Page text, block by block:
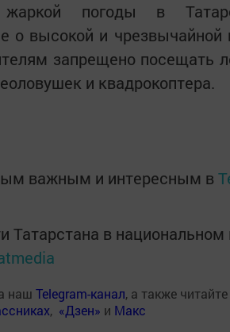
погоды в
о высокой и чрезвычайной
запрещено посещать
и квадрокоптера.
важным и интересным в
Татарстана в
наш Telegram-канал, а также
, «Дзен» и Макс